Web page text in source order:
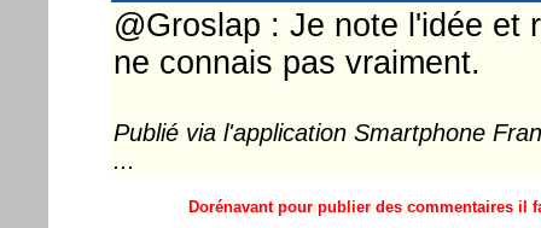
@Groslap : Je note l'idée et
ne connais pas vraiment.
Publié via l'application Smartphone
...
Dorénavant pour publier des commentaires il